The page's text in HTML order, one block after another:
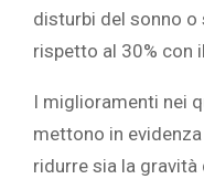
disturbi del sonno
rispetto al 30% con
I miglioramenti nei
mettono in
ridurre sia la gravità